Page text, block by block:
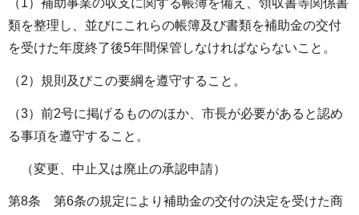
（1）補助事業の収支に関する帳簿を備え、領収書等関係書
類を整理し、並びにこれらの帳簿及び書類を補助金の交付
を受けた年度終了後5年間保管しなければならないこと。
（2）規則及びこの要綱を遵守すること。
（3）前2号に掲げるもののほか、市長が必要があると認め
る事項を遵守すること。
（変更、中止又は廃止の承認申請）
第8条 第6条の規定により補助金の交付の決定を受けた商